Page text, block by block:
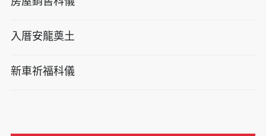
入厝安龍奠土
新車祈福科儀